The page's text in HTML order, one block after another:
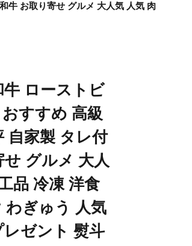
牛 お取り寄せ グルメ 大人気 人気 肉
牛 ローストビ
すすめ 高級
自家製 タレ付
グルメ 大人
品 冷凍 洋食
わぎゅう 人気
ゼント 熨斗